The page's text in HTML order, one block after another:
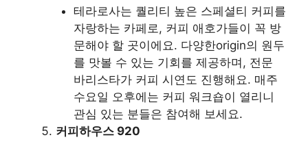
테라로사는 퀄리티 높은 스페셜티 커피를
자랑하는 카페로, 커피 애호가들이 꼭 방
문해야 할 곳이에요. 다양한origin의 원두
를 맛볼 수 있는 기회를 제공하며, 전문
바리스타가 커피 시연도 진행해요. 매주
수요일 오후에는 커피 워크숍이 열리니
관심 있는 분들은 참여해 보세요.
커피하우스 920